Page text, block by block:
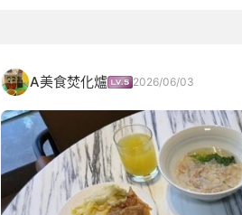
A美食焚化爐 2026/06/03